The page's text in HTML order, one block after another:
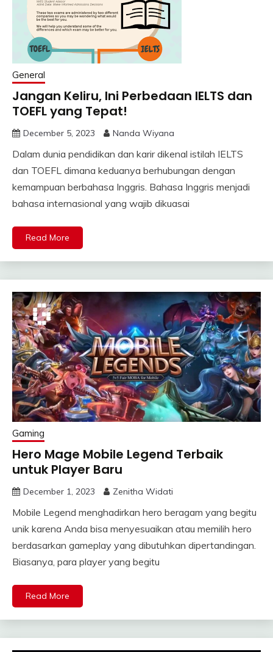
General
Jangan Keliru, Ini Perbedaan IELTS dan
TOEFL yang Tepat!
December 5, 2023 Nanda Wiyana
Dalam dunia pendidikan dan karir dikenal istilah IELTS
dan TOEFL dimana keduanya berhubungan dengan
kemampuan berbahasa Inggris. Bahasa Inggris menjadi
bahasa internasional yang wajib dikuasai
Read More
Gaming
Hero Mage Mobile Legend Terbaik
untuk Player Baru
December 1, 2023 Zenitha Widati
Mobile Legend menghadirkan hero beragam yang begitu
unik karena Anda bisa menyesuaikan atau memilih hero
berdasarkan gameplay yang dibutuhkan dipertandingan.
Biasanya, para player yang begitu
Read More